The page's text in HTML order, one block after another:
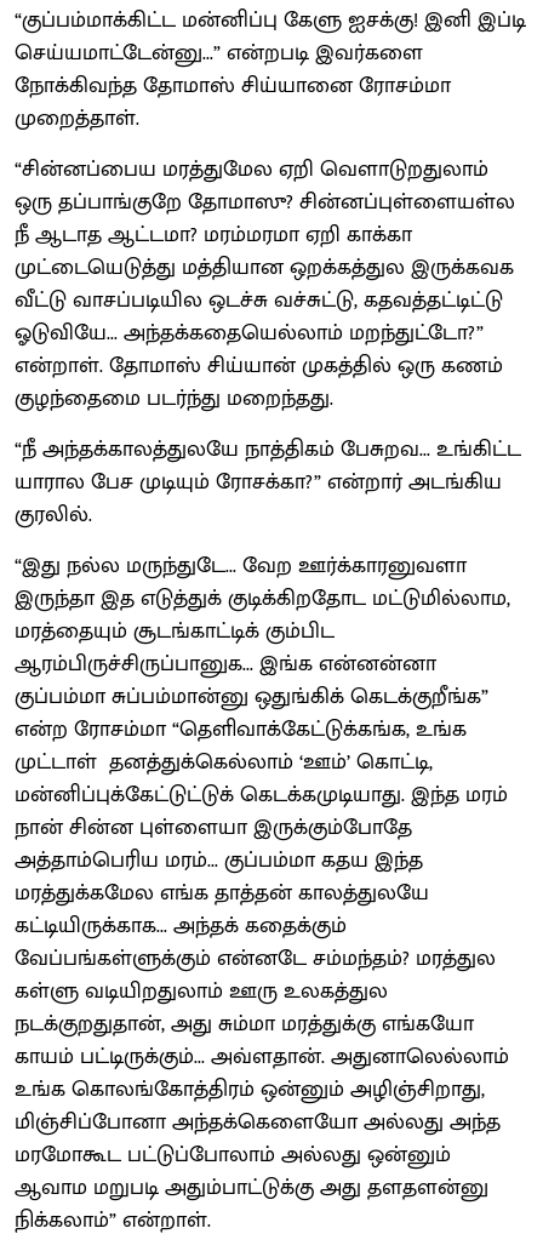
“குப்பம்மாக்கிட்ட மன்னிப்பு கேளு ஐசக்கு! இனி இப்டி
செய்யமாட்டேன்னு...” என்றபடி இவர்களை
நோக்கிவந்த தோமாஸ் சிய்யானை ரோசம்மா
முறைத்தாள்.
“சின்னப்பைய மரத்துமேல ஏறி வெளாடுறதுலாம்
ஒரு தப்பாங்குறே தோமாஸு? சின்னப்புள்ளையள்ல
நீ ஆடாத ஆட்டமா? மரம்மரமா ஏறி காக்கா
முட்டையெடுத்து மத்தியான ஒறக்கத்துல இருக்கவக
வீட்டு வாசப்படியில ஒடச்சு வச்சுட்டு, கதவத்தட்டிட்டு
ஓடுவியே... அந்தக்கதையெல்லாம் மறந்துட்டோ?”
என்றாள். தோமாஸ் சிய்யான் முகத்தில் ஒரு கணம்
குழந்தைமை படர்ந்து மறைந்தது.
“நீ அந்தக்காலத்துலயே நாத்திகம் பேசுறவ... உங்கிட்ட
யாரால பேச முடியும் ரோசக்கா?” என்றார் அடங்கிய
குரலில்.
“இது நல்ல மருந்துடே... வேற ஊர்க்காரனுவளா
இருந்தா இத எடுத்துக் குடிக்கிறதோட மட்டுமில்லாம,
மரத்தையும் சூடங்காட்டிக் கும்பிட
ஆரம்பிருச்சிருப்பானுக... இங்க என்னன்னா
குப்பம்மா சுப்பம்மான்னு ஒதுங்கிக் கெடக்குறீங்க”
என்ற ரோசம்மா “தெளிவாக்கேட்டுக்கங்க, உங்க
முட்டாள் தனத்துக்கெல்லாம் ‘ஊம்’ கொட்டி,
மன்னிப்புக்கேட்டுட்டுக் கெடக்கமுடியாது. இந்த மரம்
நான் சின்ன புள்ளையா இருக்கும்போதே
அத்தாம்பெரிய மரம்... குப்பம்மா கதய இந்த
மரத்துக்கமேல எங்க தாத்தன் காலத்துலயே
கட்டியிருக்காக... அந்தக் கதைக்கும்
வேப்பங்கள்ளுக்கும் என்னடே சம்மந்தம்? மரத்துல
கள்ளு வடியிறதுலாம் ஊரு உலகத்துல
நடக்குறதுதான், அது சும்மா மரத்துக்கு எங்கயோ
காயம் பட்டிருக்கும்... அவ்ளதான். அதுனாலெல்லாம்
உங்க கொலங்கோத்திரம் ஒன்னும் அழிஞ்சிறாது,
மிஞ்சிப்போனா அந்தக்கெளையோ அல்லது அந்த
மரமோகூட பட்டுப்போலாம் அல்லது ஒன்னும்
ஆவாம மறுபடி அதும்பாட்டுக்கு அது தளதளன்னு
நிக்கலாம்” என்றாள்.